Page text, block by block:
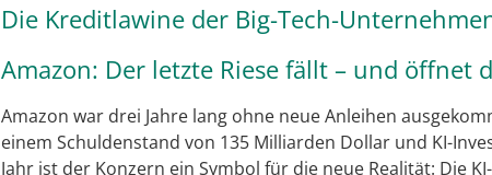
Die Kreditlawine der Big-Tech-
Amazon: Der letzte Riese fällt – und öffnet
Amazon war drei Jahre lang ohne neue Anleihen
einem Schuldenstand von 135 Milliarden Dollar und KI-
Jahr ist der Konzern ein Symbol für die neue Realität: Die